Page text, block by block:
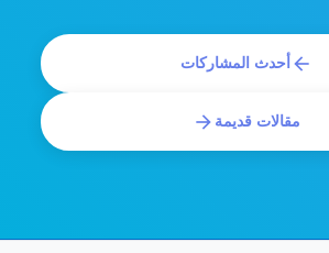
arrow_back أحدث المشاركات
مقالات قديمة arrow_forward